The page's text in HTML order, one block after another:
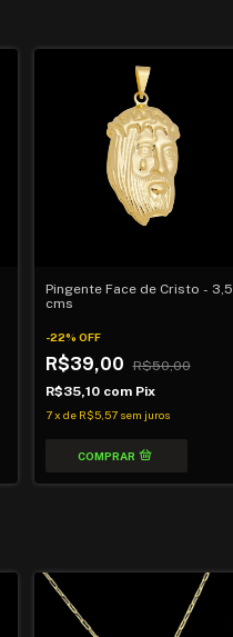
Pingente Face de Cristo - 3,5
cms
-22% OFF
R$39,00
R$50,00
R$35,10 com Pix
7 x de R$5,57 sem juros